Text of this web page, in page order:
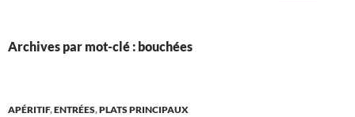
Archives par mot-clé : bouchées
APÉRITIF,ENTRÉES,PLATS PRINCIPAUX